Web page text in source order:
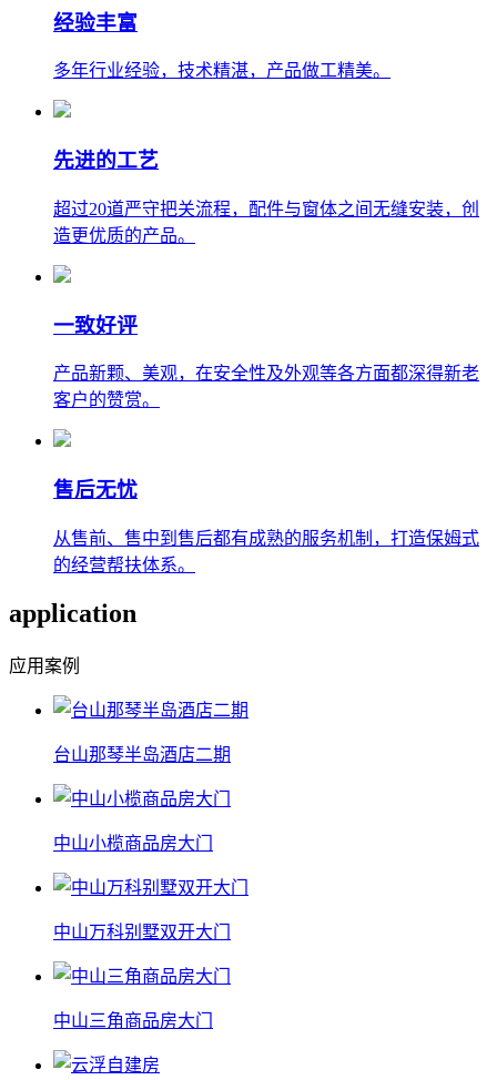
经验丰富
多年行业经验，技术精湛，产品做工精美。
先进的工艺
超过20道严守把关流程，配件与窗体之间无缝安装，创
造更优质的产品。
一致好评
产品新颗、美观，在安全性及外观等各方面都深得新老
客户的赞赏。
售后无忧
从售前、售中到售后都有成熟的服务机制，打造保姆式
的经营帮扶体系。
application
应用案例
台山那琴半岛酒店二期
中山小榄商品房大门
中山万科别墅双开大门
中山三角商品房大门